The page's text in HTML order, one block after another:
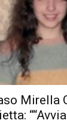
Mirella